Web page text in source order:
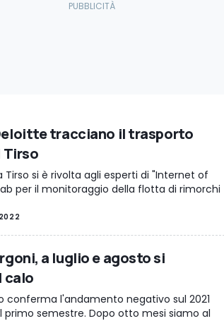
tracciano il trasporto
Tirso si è rivolta agli esperti di "Internet of
per il monitoraggio della flotta di rimorchi
a luglio e agosto si
calo
conferma l'andamento negativo sul 2021
primo semestre. Dopo otto mesi siamo al